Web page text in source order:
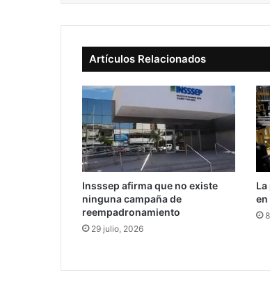
Artículos Relacionados
Insssep afirma que no existe
ninguna campaña de
reempadronamiento
29 julio, 2026
en